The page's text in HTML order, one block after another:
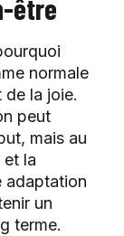
être
normale
la joie.
peut
mais au
la
adaptation
un
terme.